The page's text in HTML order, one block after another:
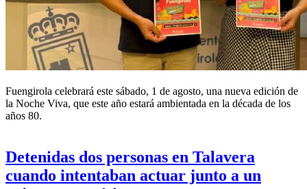
Fuengirola celebrará este sábado, 1 de agosto, una nueva edición de
la Noche Viva, que este año estará ambientada en la década de los
años 80.
Detenidas dos personas en Talavera
cuando intentaban actuar junto a un